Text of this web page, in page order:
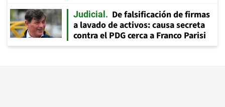
Judicial
De falsificación de firmas
a lavado de activos: causa secreta
contra el PDG cerca a Franco Parisi